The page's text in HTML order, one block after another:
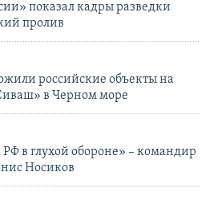
показал кадры разведки
пролив
российские объекты на
в Черном море
в глухой обороне» – командир
Носиков